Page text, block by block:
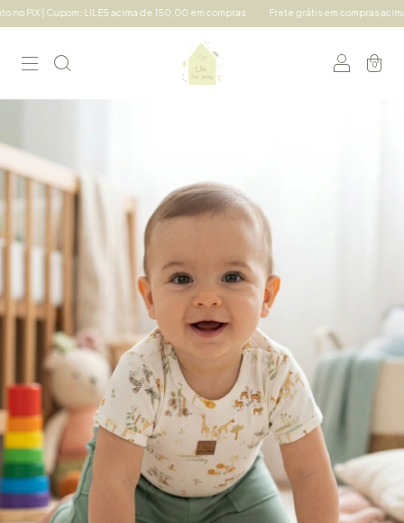
LILE5 acima de 150,00 em compras Frete grátis em compras acima de
0